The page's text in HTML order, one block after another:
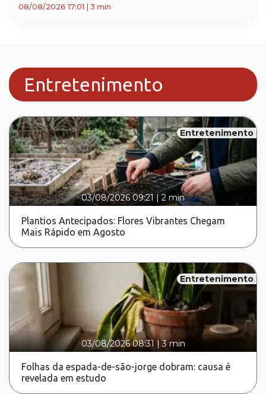
08/08/2026 17:01 3 min
Entretenimento
Entretenimento
03/08/2026 09:21|2 min
Plantios Antecipados: Flores Vibrantes Chegam
Mais Rápido em Agosto
Entretenimento
03/08/2026 08:31 |3 min
Folhas da espada-de-são-jorge dobram: causa é
revelada em estudo